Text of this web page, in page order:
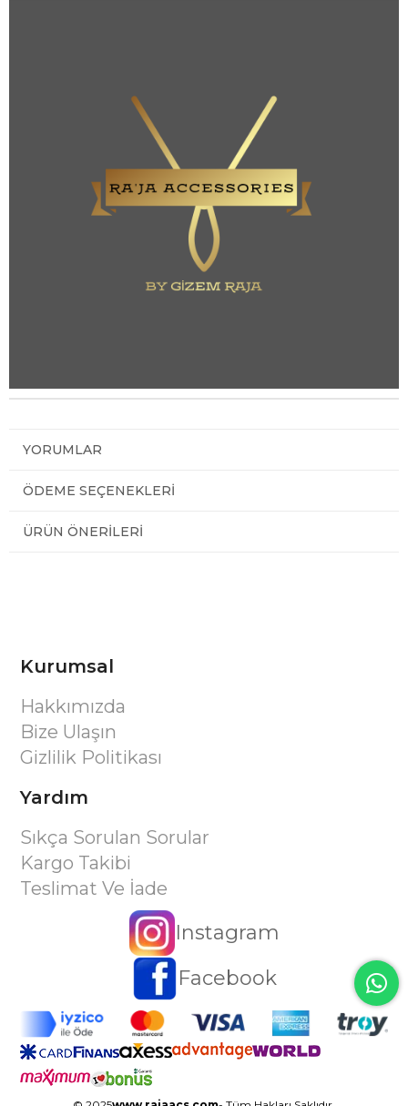
YORUMLAR
ÖDEME SEÇENEKLERI
ÜRÜN ÖNERILERI
Kurumsal
Hakkımızda
Bize Ulaşın
Gizlilik Politikası
Yardım
Sıkça Sorulan Sorular
Kargo Takibi
Teslimat Ve İade
Instagram
Facebook